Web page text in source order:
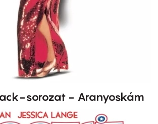
sorozat - Aranyoskám